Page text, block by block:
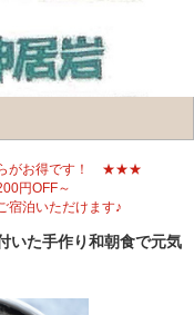
らがお得です！ ★★★
OFF～
宿泊いただけます♪
いた手作り和朝食で元気